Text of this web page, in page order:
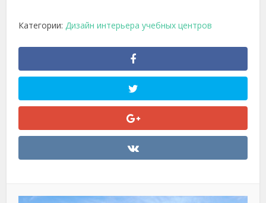
Категории:Дизайн интерьера учебных центров